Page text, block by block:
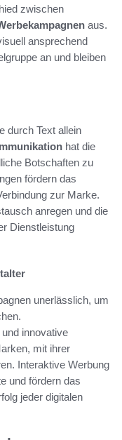
zwischen
aus.
ansprechend
an und bleiben
durch Text allein
hat die
Botschaften zu
fördern das
zur Marke.
anregen und die
Dienstleistung
unerlässlich, um
innovative
mit ihrer
Interaktive Werbung
und fördern das
jeder digitalen